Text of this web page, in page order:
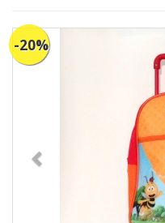
-20%